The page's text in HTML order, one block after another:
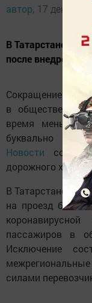
автор, 17 декабря
В Татарстане
после внедрения
Сокращение
в общественном
время меньше
буквально
Новости со
дорожного
В Татарстане с
на проезд без
пассажиров в
Исключение
силами